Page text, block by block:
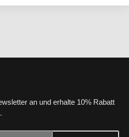
an und erhalte 10% Rabatt